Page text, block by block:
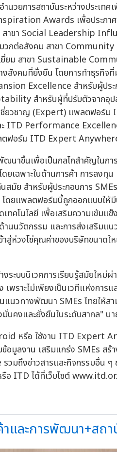
วยการสถาบันระหว่างประเท
Awards เพื่อประกา
สาขา Social Leadership
บวกต่อสังคม สาขา
ยี่ยม สาขา Sustainable
สังคมที่ยั่งยืน โดยการทำธุรกิจที่
Excellence สำหรับผู้ประ
สำหรับผู้ที่ปรับตัวจากอุ
ชี่ยวชาญ (Expert) แพลตฟอร์
ITD Performance
ตฟอร์ม ITD Expert
ขึ้นเพื่อเป็นกลไกสำคัญในกา
ยเฉพาะในด้านการค้า การลงทุ
มัย สำหรับผู้ประกอบการ
โดยแพลตฟอร์มนี้ถูกออกแบบใ
คโนโลยี เพื่อเสริมความเข้มแข็
นนวัตกรรม และการส่งเสริมแ
สู่ห่วงโซ่คุณค่าของบริษัทขนาด
ระบบนิเวศการเรียนรู้สมัยให
าะไม่เพียงเป็นเวทีแห่งการแ
แนวทางพัฒนา SMEs ไทยให้ส
นคงและยั่งยืนในระดับสากล" น
หรือ ใช้งาน ITD Expert
งาน เสริมแกร่ง SMEs สร้าง
ถึงข่าวสารและกิจกรรมอื่น ๆ
อ ITD ได้ที่เว็บไซต์
และการพัฒนา+สถ